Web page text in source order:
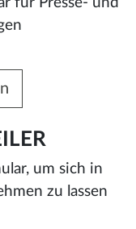
um sich in
zu lassen